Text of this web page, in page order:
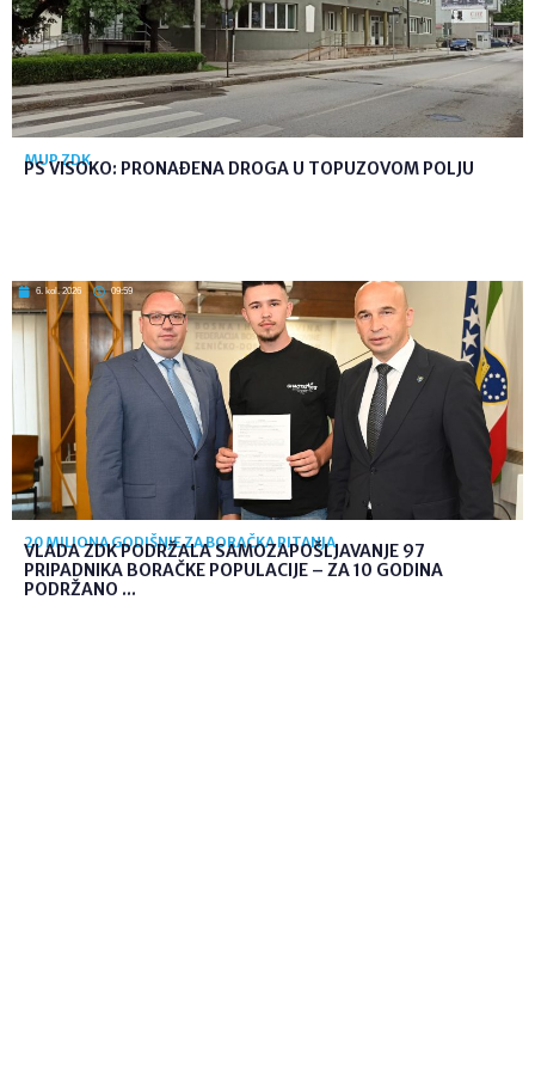
MUP ZDK
PS VISOKO: PRONAĐENA DROGA U TOPUZOVOM POLJU
6. kol. 2026 09:59
20 MILIONA GODIŠNJE ZA BORAČKA PITANJA
VLADA ZDK PODRŽALA SAMOZAPOŠLJAVANJE 97
PRIPADNIKA BORAČKE POPULACIJE – ZA 10 GODINA
PODRŽANO ...